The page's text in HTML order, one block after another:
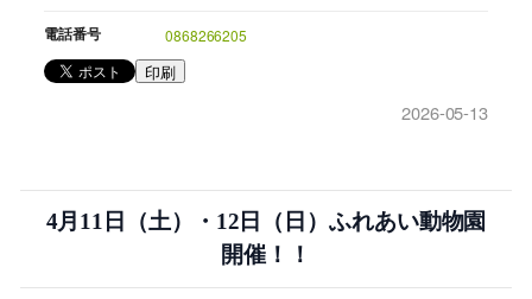
電話番号 0868266205
印刷
2026-05-13
4月11日（土）・12日（日）ふれあい動物園
開催！！